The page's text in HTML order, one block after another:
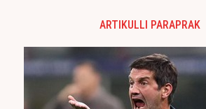
ARTIKULLI PARAPRAK